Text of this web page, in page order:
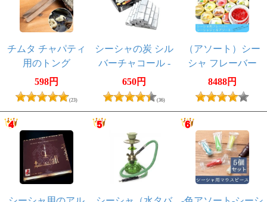
チムタ チャパティ
用のトング
598円
(23)
シーシャの炭 シル
バーチャコール -
30個入り 樹脂
香・レジン香にも
650円
(36)
（アソート）シー
シャ フレーバー
【Sophies】シーシ
ャジェルアソート1
ト品用★（通常購
入不可）
8488円